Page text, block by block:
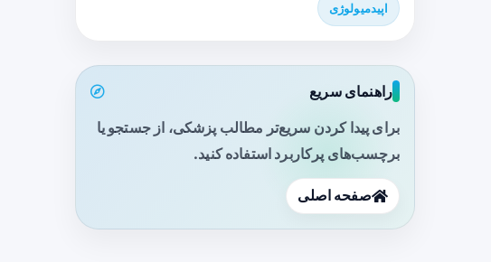
اپیدمیولوژی
راهنمای سریع
برای پیدا کردن سریع‌تر مطالب پزشکی، از جستجو یا
برچسب‌های پرکاربرد استفاده کنید.
صفحه اصلی